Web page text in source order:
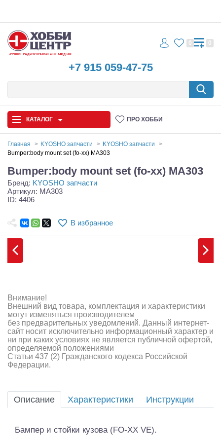
+7 915 059-47-75
0 0
КАТАЛОГ ПРО ХОББИ
Запчасти и аксессуары
Игрушки
Самолеты
Квадрокоптеры
Аппаратура и электроника
Аккумуляторы и батарейки
Зарядные устройства и блоки питания
Двигатели
Технические жидкости
Оптовая продажа запчастей для моделей
Главная KYOSHO запчасти
KYOSHO запчасти
Bumper:body mount set (fo-xx) MA303
Bumper:body mount set (fo-xx) MA303
Бренд: KYOSHO запчасти
Артикул: MA303
ID: 4406
В избранное
Внимание!
Внешний вид товара, комплектация и характеристики
могут изменяться производителем
без предварительных уведомлений. Данный интернет-
сайт носит исключительно информационный характер и
ни при каких условиях не является публичной офертой,
определяемой положениями
Статьи 437 (2) Гражданского кодекса Российской
Федерации.
Описание Характеристики Инструкции
Бампер и стойки кузова (FO-XX VE).